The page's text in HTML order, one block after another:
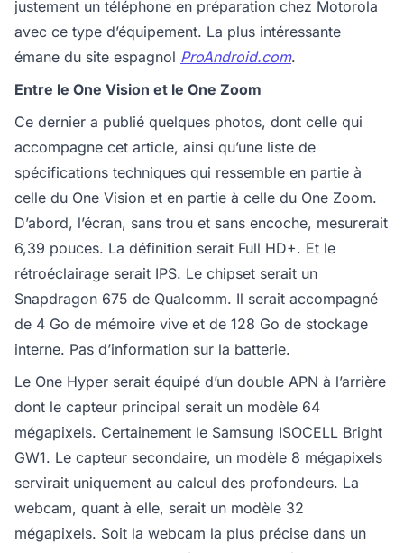
justement un téléphone en préparation chez Motorola
avec ce type d’équipement. La plus intéressante
émane du site espagnol ProAndroid.com.
Entre le One Vision et le One Zoom
Ce dernier a publié quelques photos, dont celle qui
accompagne cet article, ainsi qu’une liste de
spécifications techniques qui ressemble en partie à
celle du One Vision et en partie à celle du One Zoom.
D’abord, l’écran, sans trou et sans encoche, mesurerait
6,39 pouces. La définition serait Full HD+. Et le
rétroéclairage serait IPS. Le chipset serait un
Snapdragon 675 de Qualcomm. Il serait accompagné
de 4 Go de mémoire vive et de 128 Go de stockage
interne. Pas d’information sur la batterie.
Le One Hyper serait équipé d’un double APN à l’arrière
dont le capteur principal serait un modèle 64
mégapixels. Certainement le Samsung ISOCELL Bright
GW1. Le capteur secondaire, un modèle 8 mégapixels
servirait uniquement au calcul des profondeurs. La
webcam, quant à elle, serait un modèle 32
mégapixels. Soit la webcam la plus précise dans un